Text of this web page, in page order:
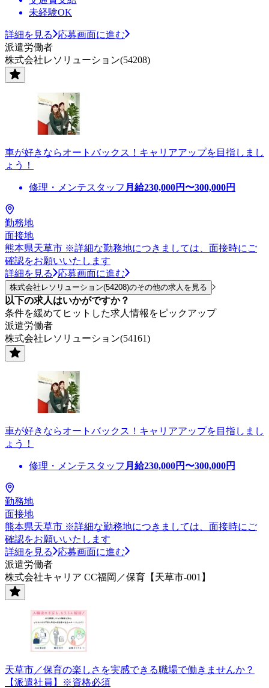
未経験OK
詳細を見る
応募画面に進む
派遣労働者
株式会社レソリューション(54208)
車が好きならオートバックス！キャリアアップを目指しまし
ょう！
修理・メンテスタッフ 月給230,000円〜300,000円
勤務地
面接地
熊本県天草市 ※詳細な勤務地につきましては、面接時にご
確認をお願いいたします
詳細を見る
応募画面に進む
株式会社レソリューション(54208)のその他の求人を見る
以下の求人はいかがですか？
条件を緩めてヒットした求人情報をピックアップ
派遣労働者
株式会社レソリューション(54161)
車が好きならオートバックス！キャリアアップを目指しまし
ょう！
修理・メンテスタッフ 月給230,000円〜300,000円
勤務地
面接地
熊本県天草市 ※詳細な勤務地につきましては、面接時にご
確認をお願いいたします
詳細を見る
応募画面に進む
派遣労働者
株式会社キャリア CC福岡／保育【天草市-001】
天草市／保育の楽しさを実感できる職場で働きませんか？
【派遣社員】※資格必須